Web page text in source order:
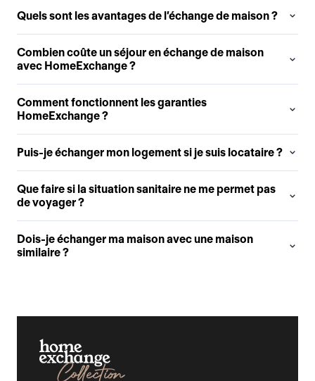
Quels sont les avantages de l’échange de maison ?
Combien coûte un séjour en échange de maison
avec HomeExchange ?
Comment fonctionnent les garanties
HomeExchange ?
Puis-je échanger mon logement si je suis locataire ?
Que faire si la situation sanitaire ne me permet pas
de voyager ?
Dois-je échanger ma maison avec une maison
similaire ?